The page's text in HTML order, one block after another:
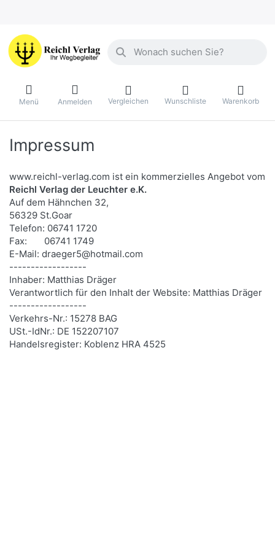
Geben Sie einen Suchbegriff ein.
Menü Anmelden Vergleichen Wunschliste Warenkorb
Impressum
www.reichl-verlag.com ist ein kommerzielles Angebot vom
Reichl Verlag der Leuchter e.K.
Auf dem Hähnchen 32,
56329 St.Goar
Telefon: 06741 1720
Fax: 06741 1749
E-Mail: draeger5@hotmail.com
------------------
Inhaber: Matthias Dräger
Verantwortlich für den Inhalt der Website: Matthias Dräger
------------------
Verkehrs-Nr.: 15278 BAG
USt.-IdNr.: DE 152207107
Handelsregister: Koblenz HRA 4525